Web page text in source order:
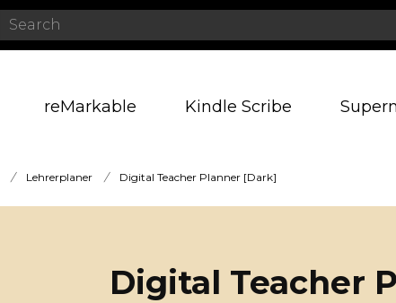
reMarkable Kindle Scribe
/ Lehrerplaner / Digital Teacher Planner [Dark]
Digital Teacher